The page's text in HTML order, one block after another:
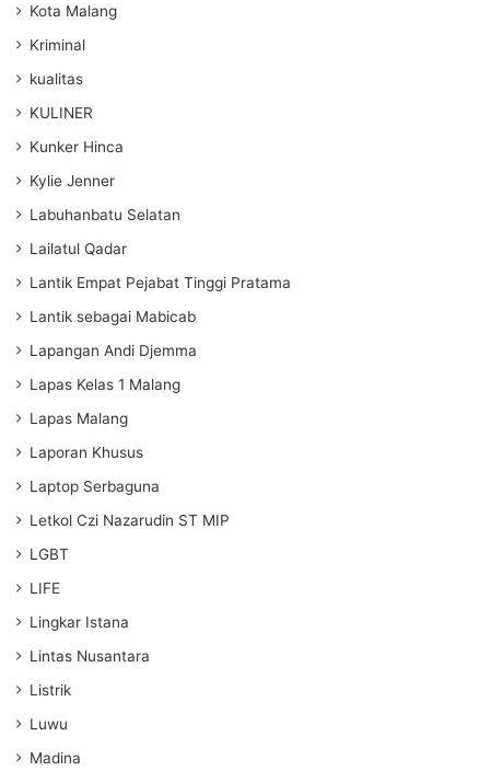
Kota Malang
Kriminal
kualitas
KULINER
Kunker Hinca
Kylie Jenner
Labuhanbatu Selatan
Lailatul Qadar
Lantik Empat Pejabat Tinggi Pratama
Lantik sebagai Mabicab
Lapangan Andi Djemma
Lapas Kelas 1 Malang
Lapas Malang
Laporan Khusus
Laptop Serbaguna
Letkol Czi Nazarudin ST MIP
LGBT
LIFE
Lingkar Istana
Lintas Nusantara
Listrik
Luwu
Madina